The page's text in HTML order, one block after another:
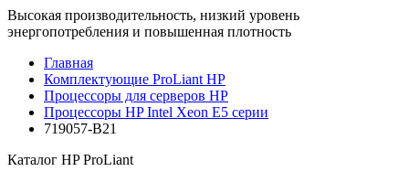
Высокая производительность, низкий уровень
энергопотребления и повышенная плотность
Главная
Комплектующие ProLiant HP
Процессоры для серверов HP
Процессоры HP Intel Xeon E5 серии
719057-B21
Каталог HP ProLiant